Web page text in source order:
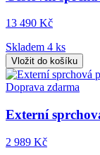
13 490 Kč
Skladem 4 ks
Vložit do košíku
Doprava zdarma
Externí
2 989 Kč